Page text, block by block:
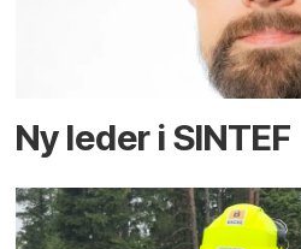
Ny leder i SINTEF